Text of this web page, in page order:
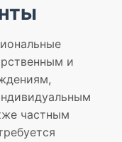
и
частным